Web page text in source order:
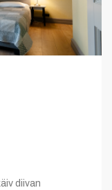
diivan